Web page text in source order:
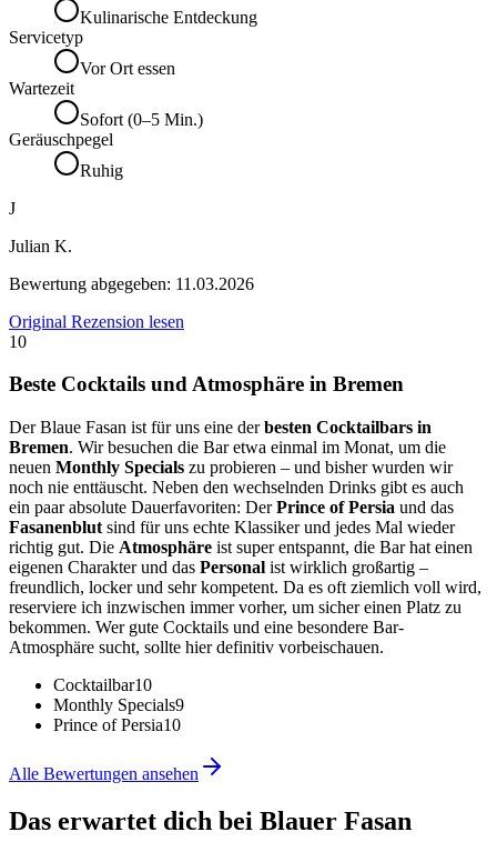
Kulinarische Entdeckung
Servicetyp
Vor Ort essen
Wartezeit
Sofort (0–5 Min.)
Geräuschpegel
Ruhig
J
Julian K.
Bewertung abgegeben: 11.03.2026
Original Rezension lesen
10
Beste Cocktails und Atmosphäre in Bremen
Der Blaue Fasan ist für uns eine derbesten Cocktailbars in
Bremen. Wir besuchen die Bar etwa einmal im Monat, um die
neuen Monthly Specials zu probieren – und bisher wurden wir
noch nie enttäuscht. Neben den wechselnden Drinks gibt es auch
ein paar absolute Dauerfavoriten: DerPrince of Persia und das
Fasanenblut sind für uns echte Klassiker und jedes Mal wieder
richtig gut. Die Atmosphäre ist super entspannt, die Bar hat einen
eigenen Charakter und das Personal ist wirklich großartig –
freundlich, locker und sehr kompetent. Da es oft ziemlich voll wird,
reserviere ich inzwischen immer vorher, um sicher einen Platz zu
bekommen. Wer gute Cocktails und eine besondere Bar-
Atmosphäre sucht, sollte hier definitiv vorbeischauen.
Cocktailbar10
Monthly Specials9
Prince of Persia10
Alle Bewertungen ansehen
Das erwartet dich bei Blauer Fasan